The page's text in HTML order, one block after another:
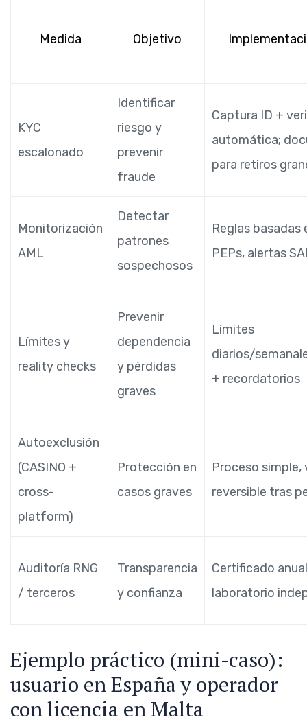
Medida Objetivo
KYC
escalonado
Identificar
riesgo y
prevenir
fraude
Captura ID +
automática;
para retiros
Monitorización
AML
Detectar
patrones
sospechosos
Reglas basadas
PEPs, alertas
Límites y
reality checks
Prevenir
dependencia
y pérdidas
graves
Límites
diarios/
+ recordatorios
Autoexclusión
(CASINO +
cross-
platform)
Protección en
casos graves
Proceso simple,
reversible tras
Auditoría RNG
/ terceros
Transparencia
y confianza
Certificado
laboratorio
Ejemplo práctico (mini-caso):
usuario en España y operador
con licencia en Malta